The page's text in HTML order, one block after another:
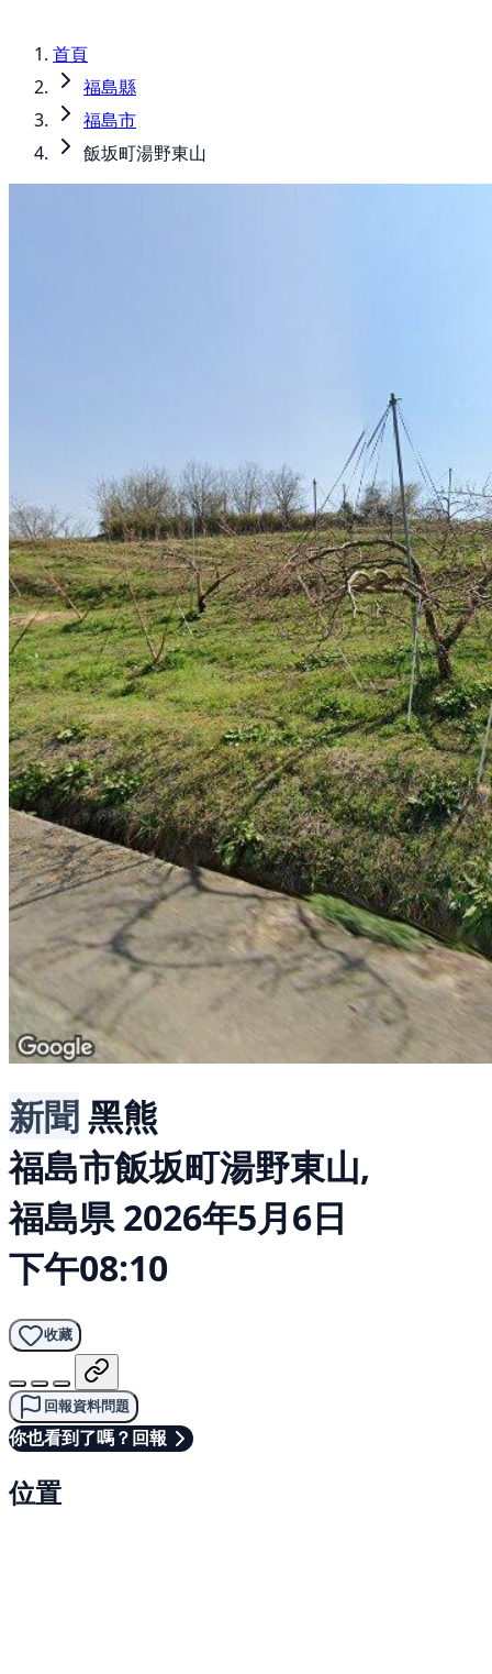
首頁
福島縣
福島市
飯坂町湯野東山
新聞黑熊
福島市飯坂町湯野東山,
福島県 2026年5月6日
下午08:10
收藏
回報資料問題
你也看到了嗎？回報
位置